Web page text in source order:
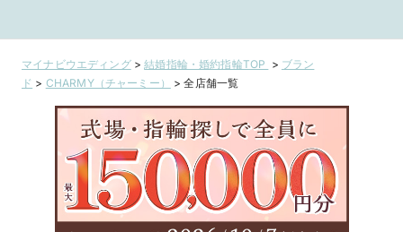
マイナビウエディング>結婚指輪・婚約指輪TOP > ブラン
ド > CHARMY（チャーミー） >全店舗一覧